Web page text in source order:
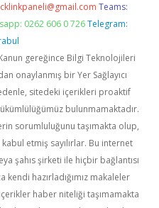
Teams:
0262 606 0 726 Telegram:
Kanun gereğince Bilgi Teknolojileri
onaylanmış bir Yer Sağlayıcı
sitedeki içerikleri proaktif
bulunmamaktadır.
sorumluluğunu taşımakta olup,
etmiş sayılırlar. Bu internet
şahıs şirketi ile hiçbir bağlantısı
kendi hazırladığımız makaleler
haber niteliği taşımamakta